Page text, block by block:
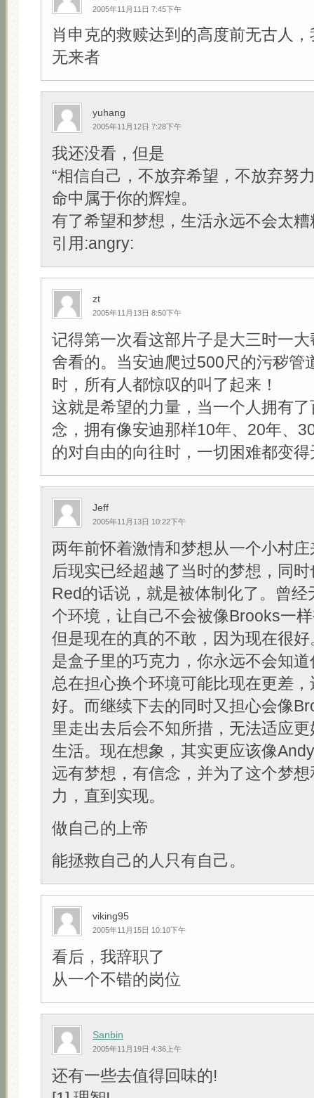
2005年11月11日 7:45下午
肖申克的救赎达到的高度前无古人
无来者
yuhang
2005年11月12日 7:28下午
我还没看，但是
“相信自己，不放弃希望，不放弃努
命中属于你的辉煌。
有了希望和梦想，生活永远不会太糟
引用:angry:
zt
2005年11月13日 8:50下午
记得第一次看这部片子是大三时一
舍看的。当安迪爬过500尺的污秽管
时，所有人都惊叹的叫了起来！
这就是希望的力量，当一个人拥有
念，拥有像安迪那样10年、20年、
的对自由的向往时，一切困难都变
Jeff
2005年11月13日 10:22下午
两年前怀着激情和梦想从一个小村
后现实已经超越了当时的梦想，同
Red的话说，就是被体制化了。曾经
个环境，让自己不会被像Brooks一
但是现在的真的不敢，因为现在很
是盒子里的巧克力，你永远不会知
总在担心换个环境可能比现在更差
好。而继续下去的同时又担心会像
里走出去后会不知所措，无法适应
生活。现在想象，其实更应该像
远有梦想，有信念，并为了这个梦
力，直到实现。
做自己的上帝
能拯救自己的人只有自己。
viking95
2005年11月15日 10:10下午
看后，我辞职了
从一个不错的岗位
Sanbin
2005年11月19日 4:36上午
还有一些去值得回味的!